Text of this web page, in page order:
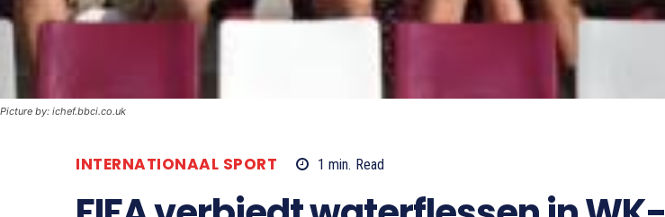
Picture by: ichef.bbci.co.uk
INTERNATIONAAL SPORT 1 min. Read